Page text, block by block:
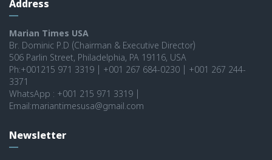
Address
Marian Times USA
Br. Dominic P.D (Chairman & Executive Director)
506 Parlin Street, Philadelphia, PA 19116, USA
Ph:+001215 971 3319 | +001 267 684-0230 | +001 267 244-
3371
WhatsApp : +001 215 971 3319 |
Email:mariantimesusa@gmail.com
Newsletter